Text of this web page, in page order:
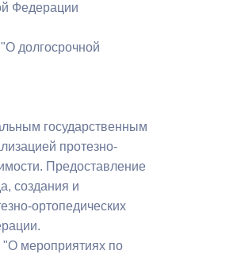
Федерации
долгосрочной
государственным
протезно-
Предоставление
создания и
ортопедических
"О мероприятиях по